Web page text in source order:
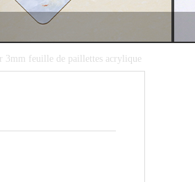
3mm feuille de paillettes acrylique